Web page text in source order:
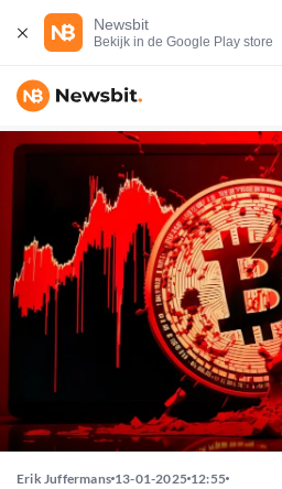
Newsbit
Bekijk in de Google Play store
Erik Juffermans 13-01-2025 12:55